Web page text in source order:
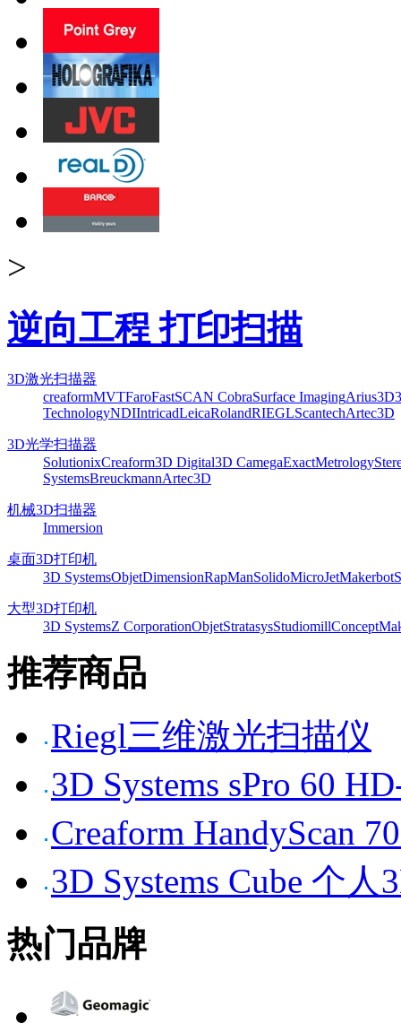
>
逆向工程 打印扫描
3D激光扫描器
creaformMVTFaroFastSCAN CobraSurface ImagingArius3D
TechnologyNDIIntricadLeicaRolandRIEGLScantechArtec3D
3D光学扫描器
SolutionixCreaform3D Digital3D CamegaExactMetrology
SystemsBreuckmannArtec3D
机械3D扫描器
Immersion
桌面3D打印机
3D SystemsObjetDimensionRapManSolidoMicroJetMakerbot
大型3D打印机
3D SystemsZ CorporationObjetStratasysStudiomillConcept
推荐商品
Riegl三维激光扫描仪
3D Systems sPro 60
Creaform HandyScan
3D Systems Cube 个人
热门品牌